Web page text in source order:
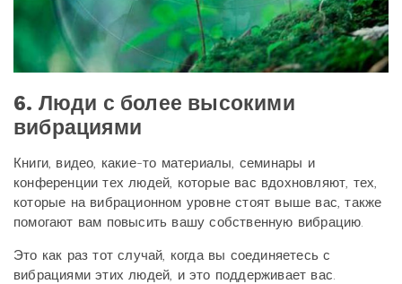
6. Люди с более высокими
вибрациями
Книги, видео, какие-то материалы, семинары и
конференции тех людей, которые вас вдохновляют, тех,
которые на вибрационном уровне стоят выше вас, также
помогают вам повысить вашу собственную вибрацию.
Это как раз тот случай, когда вы соединяетесь с
вибрациями этих людей, и это поддерживает вас.